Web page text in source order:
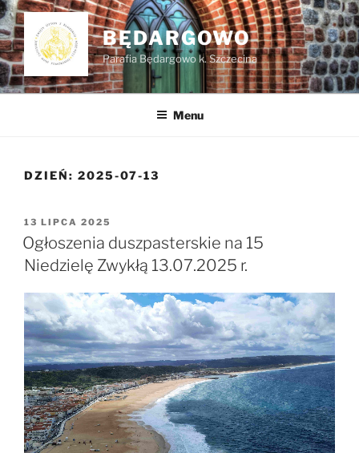
Przejdź
do
treści
BĘDARGOWO
Parafia Będargowo k. Szczecina
Menu
DZIEŃ: 2025-07-13
OPUBLIKOWANE
W
13 LIPCA 2025
Ogłoszenia duszpasterskie na 15
Niedzielę Zwykłą 13.07.2025 r.